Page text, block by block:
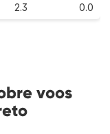
2.3 0.0
voos